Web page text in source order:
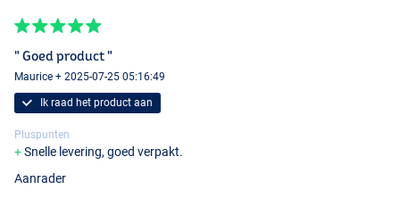
" Goed product "
Maurice + 2025-07-25 05:16:49
Ik raad het product aan
Pluspunten
Snelle levering, goed verpakt.
Aanrader